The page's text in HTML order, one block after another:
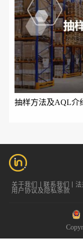
抽样方法及AQL介
关于我们 联系我们 法
用户协议及隐私条款